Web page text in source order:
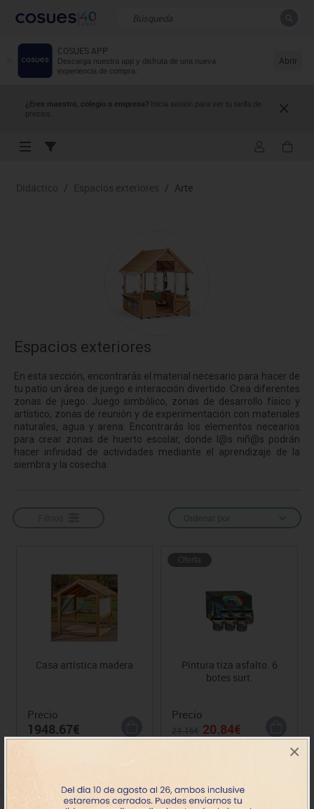
×
COSUES APP
Descarga nuestra app y disfruta de una nueva
experiencia de compra.
Abrir
¿Eres maestro, colegio o empresa? Inicia sesión para ver tu tarifa de
precios.
Resultados de la búsqueda
Didáctico / Espacios exteriores / Arte
Espacios exteriores
En esta sección, encontrarás el material necesario para hacer de
tu patio un área de juego e interacción divertido. Crea diferentes
zonas de juego: Juego simbólico, zonas de desarrollo físico y
artístico, zonas de reunión y de experimentación con materiales
naturales, agua y arena. Encontrarás los elementos necearios
para crear zonas de huerto escolar, donde l@s niñ@s podrán
hacer infinidad de actividades mediante el aprendizaje de la
siembra y la cosecha.
Ordenar por
Casa artística madera
Precio
1948.67€
Oferta
Pintura tiza asfalto. 6
botes surt.
Precio
20.84€